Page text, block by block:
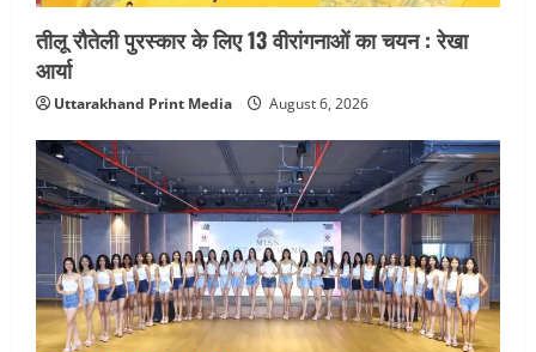
तीलू रौतेली पुरस्कार के लिए 13 वीरांगनाओं का चयन : रेखा
आर्या
Uttarakhand Print Media August 6, 2026